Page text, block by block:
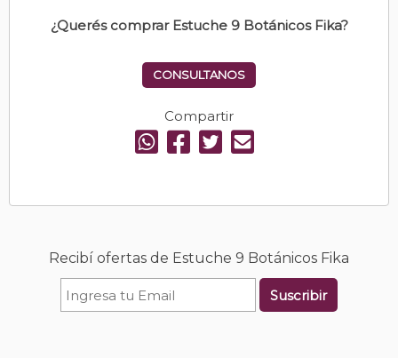
¿Querés comprar Estuche 9 Botánicos Fika?
CONSULTANOS
Compartir
Recibí ofertas de Estuche 9 Botánicos Fika
Suscribir